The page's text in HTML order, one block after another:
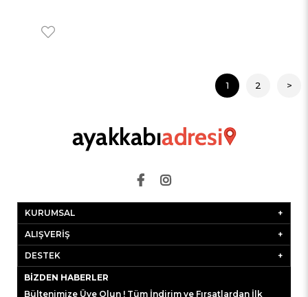
1 2 >
KURUMSAL
ALIŞVERİŞ
DESTEK
BIZDEN HABERLER
Bültenimize Üye Olun ! Tüm İndirim ve Fırsatlardan İlk